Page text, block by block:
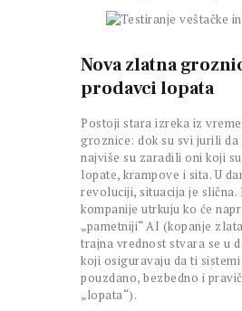
Nova zlatna
prodavci lopata
Postoji stara izreka iz
groznice: dok su svi jurili
najviše su zaradili oni koji
lopate, krampove i sita. U
revoluciji, situacija je slična.
kompanije utrkuju ko će
„pametniji“ AI (kopanje
trajna vrednost stvara se u
koji osiguravaju da ti sistemi
pouzdano, bezbedno i
„lopata“).